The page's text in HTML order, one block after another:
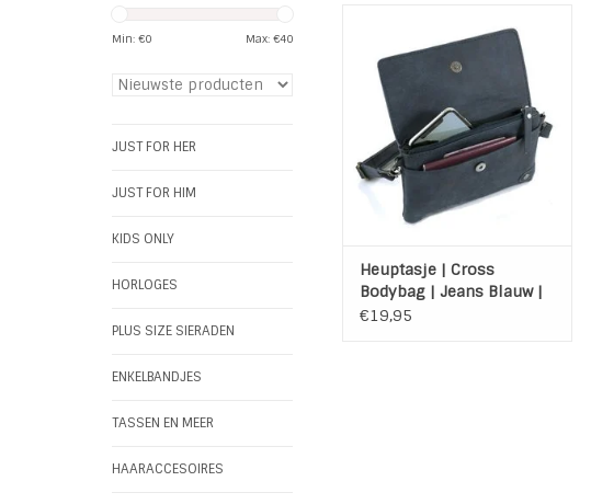
Min: €0 Max: €40
JUST FOR HER
JUST FOR HIM
KIDS ONLY
HORLOGES
PLUS SIZE SIERADEN
ENKELBANDJES
TASSEN EN MEER
HAARACCESOIRES
"Hulst" is een heuptasje ,
schoudertasje met twee royale
vakken. Hier kun je niet alleen
een mobiele telefoon in kwijt,
maar bijvoorbeeld ook je
zonnebril, pasjes, lipstick of
andere benodigdheden.
TOEVOEGEN AAN WINKELWAGEN
Heuptasje | Cross
Bodybag | Jeans Blauw |
Hulst
€19,95